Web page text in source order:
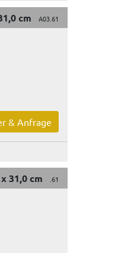
cm A03.61
& Anfrage
31,0 cm .61